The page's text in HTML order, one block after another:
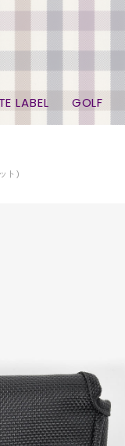
LABEL GOLF
ト)